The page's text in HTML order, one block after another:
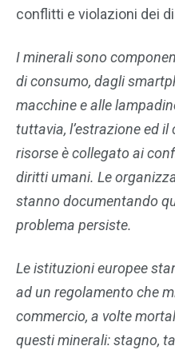
conflitti e violazioni dei
I minerali sono
di consumo, dagli
macchine e alle
tuttavia, l’estrazione ed
risorse è collegato ai
diritti umani. Le
stanno documentando
problema persiste.
Le istituzioni europee
ad un regolamento che
commercio, a volte
questi minerali: stagno,